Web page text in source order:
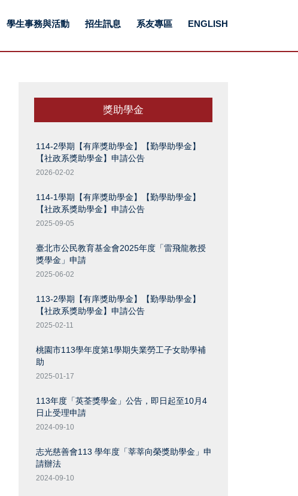
學生事務與活動 招生訊息 系友專區 ENGLISH
獎助學金
114-2學期【有庠獎助學金】【勤學助學金】
【社政系獎助學金】申請公告
2026-02-02
114-1學期【有庠獎助學金】【勤學助學金】
【社政系獎助學金】申請公告
2025-09-05
臺北市公民教育基金會2025年度「雷飛龍教授
獎學金」申請
2025-06-02
113-2學期【有庠獎助學金】【勤學助學金】
【社政系獎助學金】申請公告
2025-02-11
桃園市113學年度第1學期失業勞工子女助學補
助
2025-01-17
113年度「英荃獎學金」公告，即日起至10月4
日止受理申請
2024-09-10
志光慈善會113 學年度「莘莘向榮獎助學金」申
請辦法
2024-09-10